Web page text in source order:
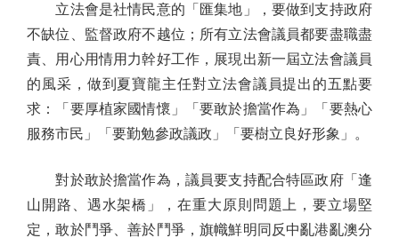
立法會是社情民意的「匯集地」，要做到支持政府
不缺位、監督政府不越位；所有立法會議員都要盡職盡
責、用心用情用力幹好工作，展現出新一屆立法會議員
的風采，做到夏寶龍主任對立法會議員提出的五點要
求：「要厚植家國情懷」「要敢於擔當作為」「要熱心
服務市民」「要勤勉參政議政」「要樹立良好形象」。
對於敢於擔當作為，議員要支持配合特區政府「逢
山開路、遇水架橋」，在重大原則問題上，要立場堅
定，敢於鬥爭、善於鬥爭，旗幟鮮明同反中亂港亂澳分